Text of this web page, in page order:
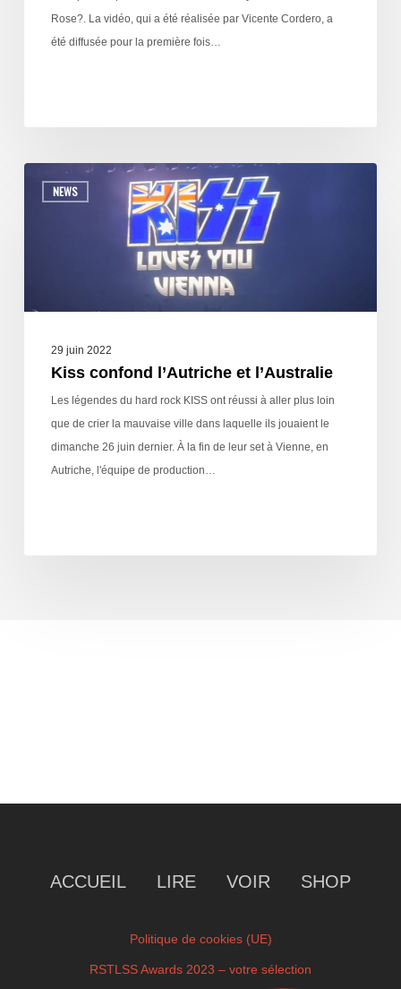
Rose?. La vidéo, qui a été réalisée par Vicente Cordero, a
été diffusée pour la première fois…
NEWS
29 juin 2022
Kiss confond l’Autriche et l’Australie
Les légendes du hard rock KISS ont réussi à aller plus loin
que de crier la mauvaise ville dans laquelle ils jouaient le
dimanche 26 juin dernier. À la fin de leur set à Vienne, en
Autriche, l'équipe de production…
ACCUEIL LIRE VOIR SHOP
Politique de cookies (UE)
RSTLSS Awards 2023 – votre sélection